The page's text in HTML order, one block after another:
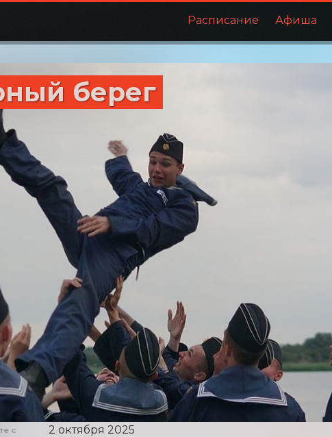
Расписание Афиша
берег
с 2 октября 2025